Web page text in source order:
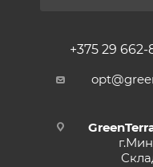
+375 29 662-